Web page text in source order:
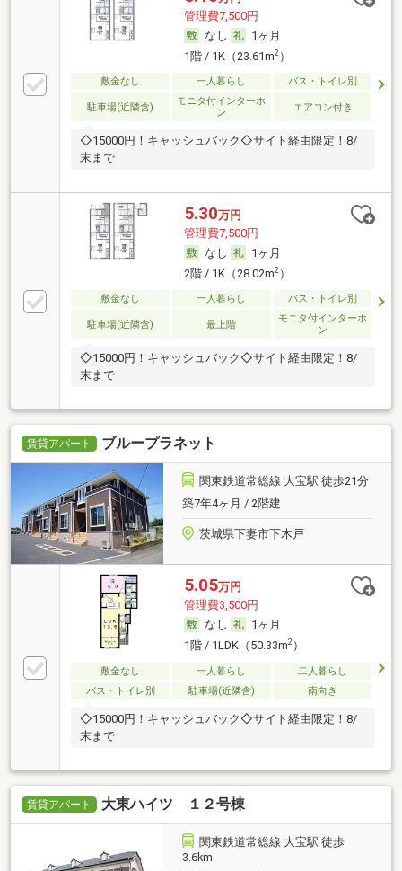
管理費7,500円
なし
1ヶ月
1階 / 1K（23.61m2）
敷金なし 一人暮らし バス・トイレ別
駐車場(近隣含)
モニタ付インターホ
ン
エアコン付き
◇15000円！キャッシュバック◇サイト経由限定！8/
末まで
5.30万円
管理費7,500円
なし
1ヶ月
2階 / 1K（28.02m2）
敷金なし 一人暮らし バス・トイレ別
駐車場(近隣含) 最上階
モニタ付インターホ
ン
◇15000円！キャッシュバック◇サイト経由限定！8/
末まで
賃貸アパート ブループラネット
関東鉄道常総線 大宝駅 徒歩21分
築7年4ヶ月 / 2階建
茨城県下妻市下木戸
5.05万円
管理費3,500円
なし
1ヶ月
1階 / 1LDK（50.33m2）
敷金なし 一人暮らし
二人暮らし
バス・トイレ別
駐車場(近隣含) 南向き
◇15000円！キャッシュバック◇サイト経由限定！8/
末まで
賃貸アパート 大東ハイツ １２号棟
関東鉄道常総線 大宝駅 徒歩
3.6km